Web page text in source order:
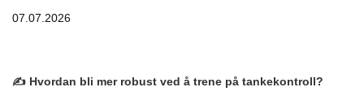
07.07.2026
✍️ Hvordan bli mer robust ved å trene på tankekontroll?